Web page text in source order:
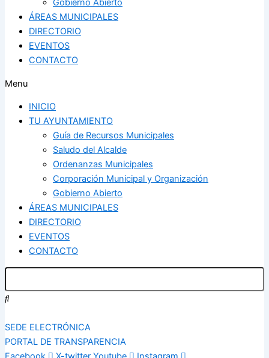
Gobierno Abierto
ÁREAS MUNICIPALES
DIRECTORIO
EVENTOS
CONTACTO
Menu
INICIO
TU AYUNTAMIENTO
Guía de Recursos Municipales
Saludo del Alcalde
Ordenanzas Municipales
Corporación Municipal y Organización
Gobierno Abierto
ÁREAS MUNICIPALES
DIRECTORIO
EVENTOS
CONTACTO
SEDE ELECTRÓNICA
PORTAL DE TRANSPARENCIA